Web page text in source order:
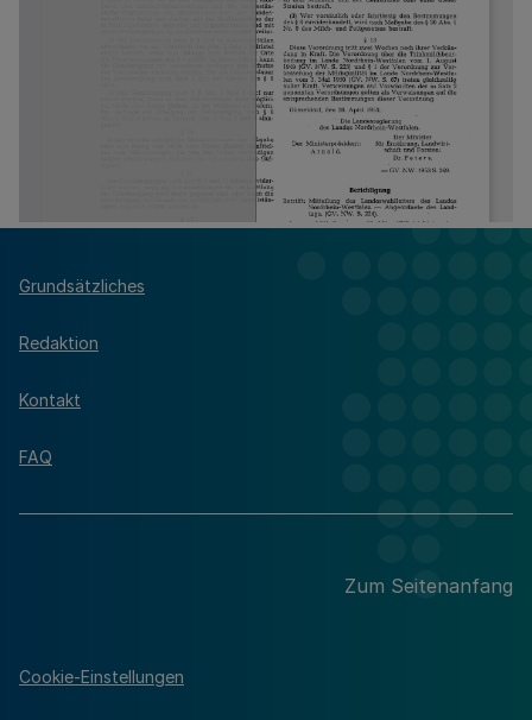
Grundsätzliches
Redaktion
Kontakt
FAQ
Zum Seitenanfang
Cookie-Einstellungen